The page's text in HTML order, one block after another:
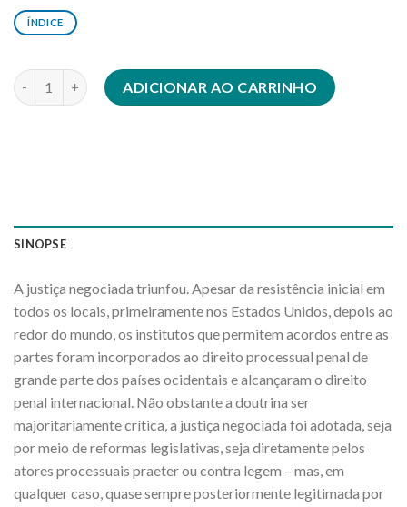
ÍNDICE
Justiça negociada e fundamentos do direito penal quantidade
ADICIONAR AO CARRINHO
SINOPSE
A justiça negociada triunfou. Apesar da resistência inicial em
todos os locais, primeiramente nos Estados Unidos, depois ao
redor do mundo, os institutos que permitem acordos entre as
partes foram incorporados ao direito processual penal de
grande parte dos países ocidentais e alcançaram o direito
penal internacional. Não obstante a doutrina ser
majoritariamente crítica, a justiça negociada foi adotada, seja
por meio de reformas legislativas, seja diretamente pelos
atores processuais praeter ou contra legem – mas, em
qualquer caso, quase sempre posteriormente legitimada por